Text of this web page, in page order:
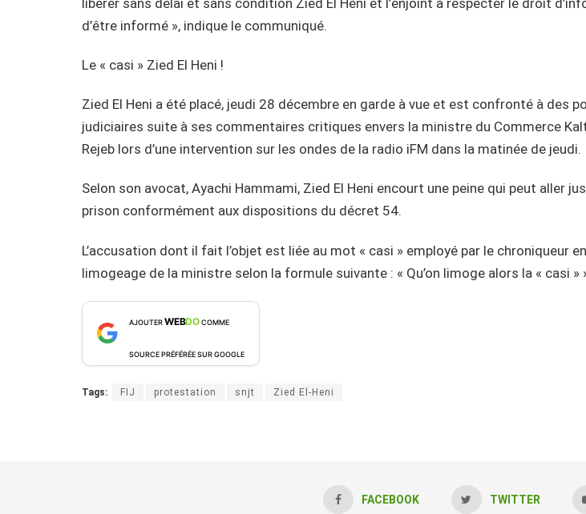
d’être informé », indique le communiqué.
Le « casi » Zied El Heni !
Zied El Heni a été placé, jeudi 28 décembre en garde à vue et est confronté à des
judiciaires suite à ses commentaires critiques envers la ministre du Commerce
Rejeb lors d’une intervention sur les ondes de la radio iFM dans la matinée de jeudi.
Selon son avocat, Ayachi Hammami, Zied El Heni encourt une peine qui peut aller
prison conformément aux dispositions du décret 54.
L’accusation dont il fait l’objet est liée au mot « casi » employé par le chroniqueur
limogeage de la ministre selon la formule suivante : « Qu’on limoge alors la « casi »
AJOUTERWEBDOCOMME
SOURCE PRÉFÉRÉE SUR GOOGLE
Tags: FIJ protestation snjt Zied El-Heni
FACEBOOK TWITTER